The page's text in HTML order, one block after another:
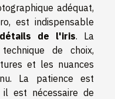
adéquat,
est indispensable
détails de l'iris. La
de choix,
et les nuances
La patience est
est nécessaire de